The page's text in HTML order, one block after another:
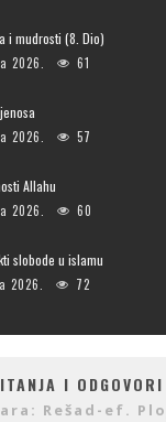
i mudrosti (8. Dio)
2026. 61
2026. 57
Allahu
2026. 60
slobode u islamu
2026. 72
I ODGOVORI
Rešad-ef.